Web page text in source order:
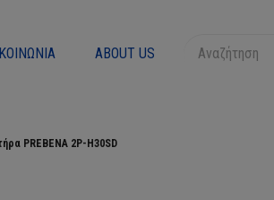
ABOUT US
PREBENA 2P-H30SD